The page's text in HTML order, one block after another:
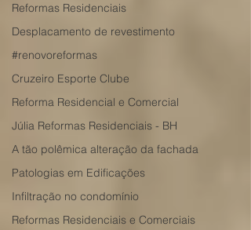
Reformas Residenciais
Desplacamento de revestimento
#renovoreformas
Cruzeiro Esporte Clube
Reforma Residencial e Comercial
Júlia Reformas Residenciais - BH
A tão polêmica alteração da fachada
Patologias em Edificações
Infiltração no condomínio
Reformas Residenciais e Comerciais